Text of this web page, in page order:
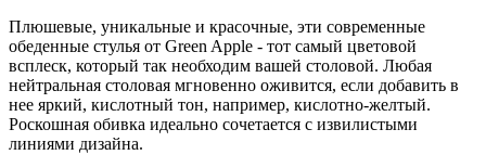
Плюшевые, уникальные и красочные, эти современные
обеденные стулья от Green Apple - тот самый цветовой
всплеск, который так необходим вашей столовой. Любая
нейтральная столовая мгновенно оживится, если добавить в
нее яркий, кислотный тон, например, кислотно-желтый.
Роскошная обивка идеально сочетается с извилистыми
линиями дизайна.